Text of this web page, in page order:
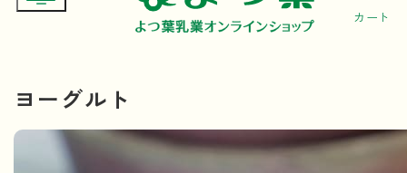
カート
ヨーグルト